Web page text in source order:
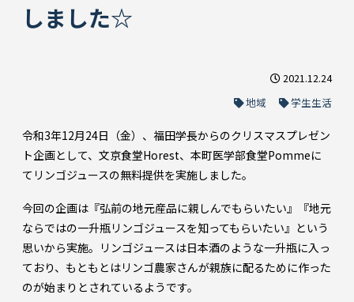
しました☆
2021.12.24
地域
学生生活
令和3年12月24日（金）、福田学長からのクリスマスプレゼン
ト企画として、文京食堂Horest、本町医学部食堂Pommeに
てリンゴジュースの無料提供を実施しました。
今回の企画は『弘前の地元産品に親しんでもらいたい』『地元
ならではの一升瓶リンゴジュースを知ってもらいたい』という
思いから実施。リンゴジュースは日本酒のような一升瓶に入っ
ており、もともとはリンゴ農家さんが親族に配るために作った
のが始まりとされているようです。